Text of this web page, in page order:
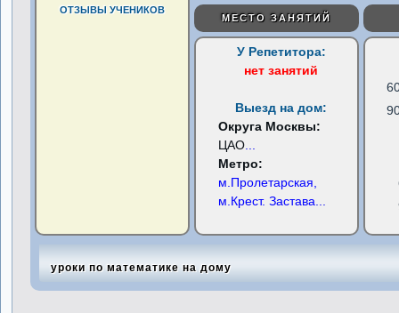
ОТЗЫВЫ УЧЕНИКОВ
МЕСТО ЗАНЯТИЙ
У Репетитора:
нет занятий
Выезд на дом:
Округа Москвы:
ЦАО
Метро:
м.Пролетарская,
м.Крест. Застава
уроки по математике на дому